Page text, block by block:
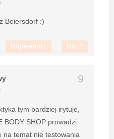
Beiersdorf :)
Odpowiedz Usuń
tym bardziej irytuje,
BODY SHOP prowadzi
na temat nie testowania